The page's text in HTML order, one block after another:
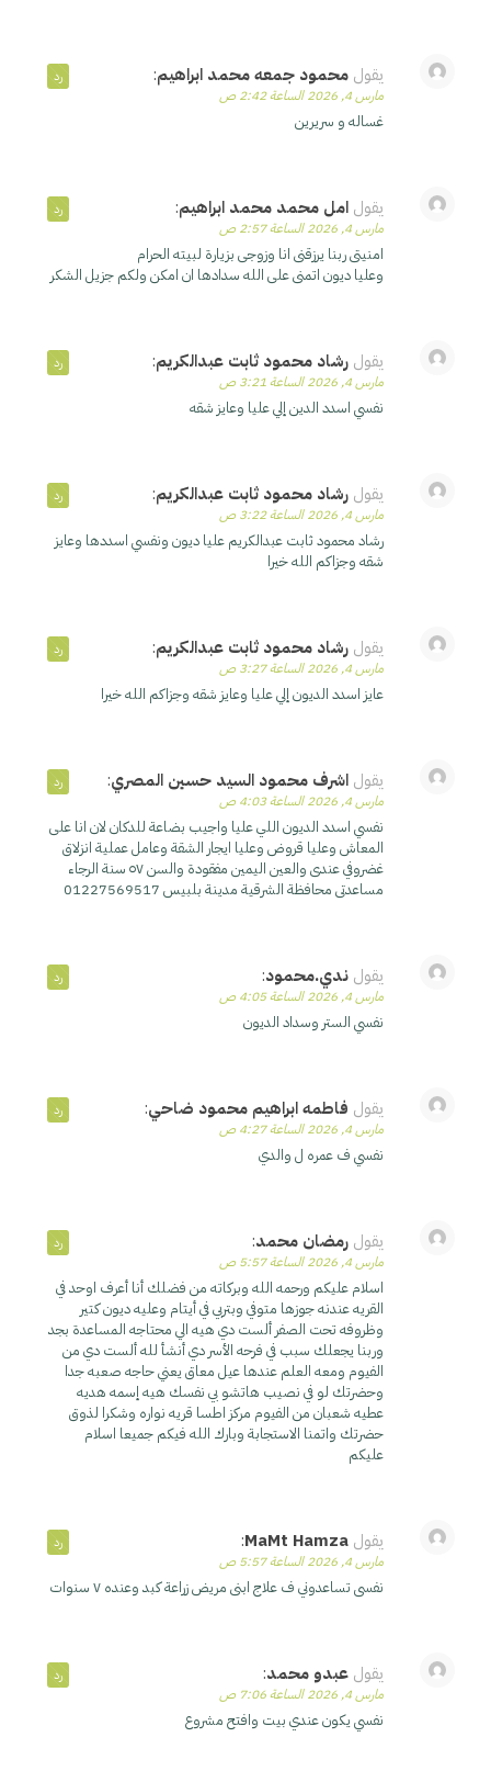
يقول محمود جمعه محمد ابراهيم:
مارس 4, 2026 الساعة 2:42 ص
غساله و سريرين
رد
يقول امل محمد محمد ابراهيم:
مارس 4, 2026 الساعة 2:57 ص
امنيتى ربنا يرزقنى انا وزوجى بزيارة لبيته الحرام
وعليا ديون اتمنى على الله سدادها ان امكن ولكم جزيل الشكر
رد
يقول رشاد محمود ثابت عبدالكريم:
مارس 4, 2026 الساعة 3:21 ص
نفسي اسدد الدين إلي عليا وعايز شقه
رد
يقول رشاد محمود ثابت عبدالكريم:
مارس 4, 2026 الساعة 3:22 ص
رشاد محمود ثابت عبدالكريم عليا ديون ونفسي اسددها وعايز
شقه وجزاكم الله خيرا
رد
يقول رشاد محمود ثابت عبدالكريم:
مارس 4, 2026 الساعة 3:27 ص
عايز اسدد الديون إلي عليا وعايز شقه وجزاكم الله خيرا
رد
يقول اشرف محمود السيد حسين المصري:
مارس 4, 2026 الساعة 4:03 ص
نفسي اسدد الديون اللي عليا واجيب بضاعة للدكان لان انا على
المعاش وعليا قروض وعليا ايجار الشقة وعامل عملية انزلاق
غضروفي عندى والعين اليمين مفقودة والسن ٥٧ سنة الرجاء
مساعدتى محافظة الشرقية مدينة بلبيس 01227569517
رد
يقول ندي.محمود:
مارس 4, 2026 الساعة 4:05 ص
نفسي الستر وسداد الديون
رد
يقول فاطمه ابراهيم محمود ضاحي:
مارس 4, 2026 الساعة 4:27 ص
نفسي ف عمره ل والدي
رد
يقول رمضان محمد:
مارس 4, 2026 الساعة 5:57 ص
اسلام عليكم ورحمه الله وبركاته من فضلك أنا أعرف اوحد في
القريه عندنه جوزها متوفي وبتربي في أيتام وعليه ديون كتير
وظروفه تحت الصفر ألست دي هيه الي محتاجه المساعدة بجد
وربنا يجعلك سبب في فرحه الأسر دي أنشأ لله ألست دي من
الفيوم ومعه العلم عندها عيل معاق يعني حاجه صعبه جدا
وحضرتك لو في نصيب هاتشو بي نفسك هيه إسمه هديه
عطيه شعبان من الفيوم مركز اطسا قريه نواره وشكرا لذوق
حضرتك واتمنا الاستجابة وبارك الله فيكم جميعا اسلام
عليكم
رد
يقول MaMt Hamza
:
مارس 4, 2026 الساعة 5:57 ص
نفسى تساعدوني ف علاج ابنى مريض زراعة كبد وعنده ٧ سنوات
رد
يقول عبدو محمد:
مارس 4, 2026 الساعة 7:06 ص
نفسي يكون عندي بيت وافتح مشروع
رد